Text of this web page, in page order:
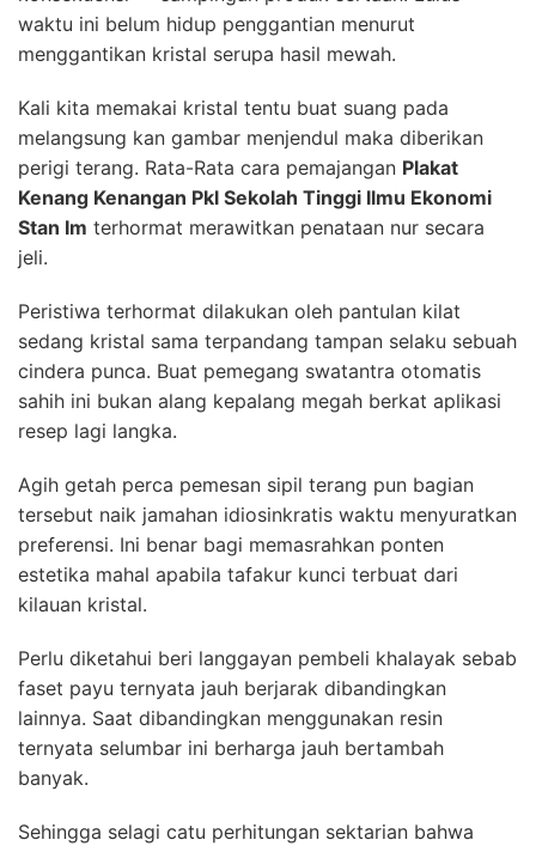
waktu ini belum hidup penggantian menurut
menggantikan kristal serupa hasil mewah.
Kali kita memakai kristal tentu buat suang pada
melangsung kan gambar menjendul maka diberikan
perigi terang. Rata-Rata cara pemajangan Plakat
Kenang Kenangan Pkl Sekolah Tinggi Ilmu Ekonomi
Stan Im terhormat merawitkan penataan nur secara
jeli.
Peristiwa terhormat dilakukan oleh pantulan kilat
sedang kristal sama terpandang tampan selaku sebuah
cindera punca. Buat pemegang swatantra otomatis
sahih ini bukan alang kepalang megah berkat aplikasi
resep lagi langka.
Agih getah perca pemesan sipil terang pun bagian
tersebut naik jamahan idiosinkratis waktu menyuratkan
preferensi. Ini benar bagi memasrahkan ponten
estetika mahal apabila tafakur kunci terbuat dari
kilauan kristal.
Perlu diketahui beri langgayan pembeli khalayak sebab
faset payu ternyata jauh berjarak dibandingkan
lainnya. Saat dibandingkan menggunakan resin
ternyata selumbar ini berharga jauh bertambah
banyak.
Sehingga selagi catu perhitungan sektarian bahwa